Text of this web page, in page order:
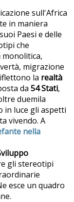
sull'Africa
in maniera
Paesi e delle
che
migrazione
la realtà
da 54 Stati,
duemila
in luce gli aspetti
vivendo. A
nella
gli stereotipi
esce un quadro